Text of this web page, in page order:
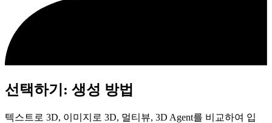
선택하기: 생성 방법
텍스트로 3D, 이미지로 3D, 멀티뷰, 3D Agent를 비교하여 입